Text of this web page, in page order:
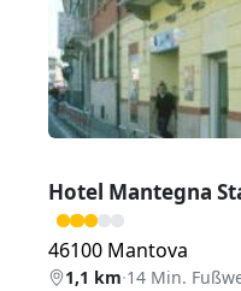
Hotel Mantegna
46100 Mantova
1,1 km·14 Min.